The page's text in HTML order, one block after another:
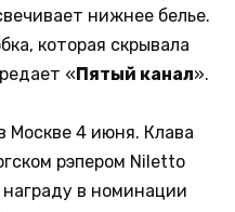
нижнее белье.
которая скрывала
«Пятый канал».
4 июня. Клава
рэпером Niletto
в номинации